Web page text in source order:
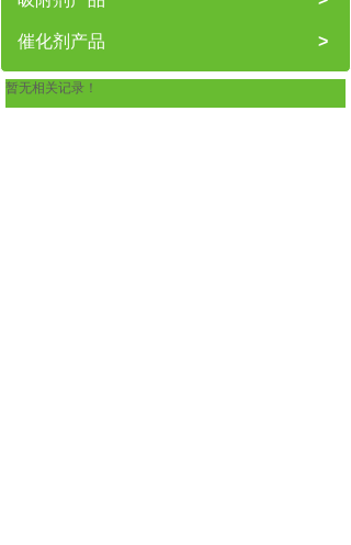
催化剂产品 >
暂无相关记录！